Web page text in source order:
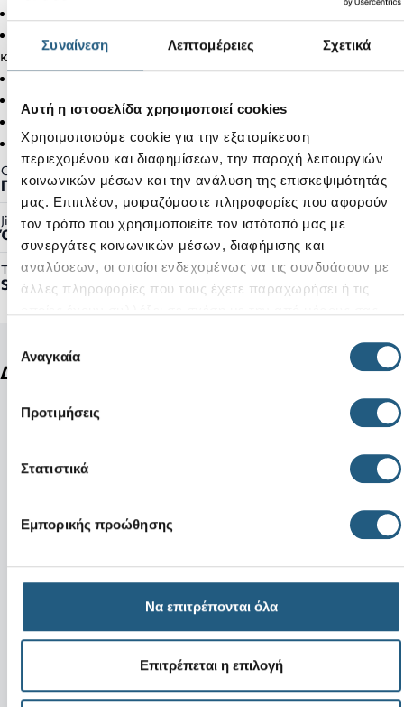
Συναίνεση Λεπτομέρειες Σχετικά
Αυτή η ιστοσελίδα χρησιμοποιεί cookies
Χρησιμοποιούμε cookie για την εξατομίκευση
περιεχομένου και διαφημίσεων, την παροχή λειτουργιών
κοινωνικών μέσων και την ανάλυση της επισκεψιμότητάς
μας. Επιπλέον, μοιραζόμαστε πληροφορίες που αφορούν
τον τρόπο που χρησιμοποιείτε τον ιστότοπό μας με
συνεργάτες κοινωνικών μέσων, διαφήμισης και
αναλύσεων, οι οποίοι ενδεχομένως να τις συνδυάσουν με
άλλες πληροφορίες που τους έχετε παραχωρήσει ή τις
συγκατάθεσης
Αναγκαία
Προτιμήσεις
Στατιστικά
Εμπορικής προώθησης
Να επιτρέπονται όλα
Επιτρέπεται η επιλογή
καλύτερη κυκλοφορία αέρα κάτω από το πέλμα
Ύψος πλατφόρμας: 65 mm
Ιδανικό για ταξίδια
Ελαφριά εξωτερική σόλα
Πάτος σκληρότητας 40C Durometer
Gender:
Γυναικείο
Jibbitz™ Ready:
Όχι
Τύπος Προϊόντος:
Sandals
Δείτε ακόμη
Νέο
Squish Filled Pink Ducky
Νέο